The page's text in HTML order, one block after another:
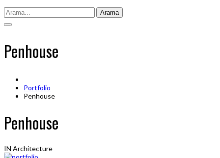
Arama
Penhouse
Portfolio
Penhouse
Penhouse
IN Architecture